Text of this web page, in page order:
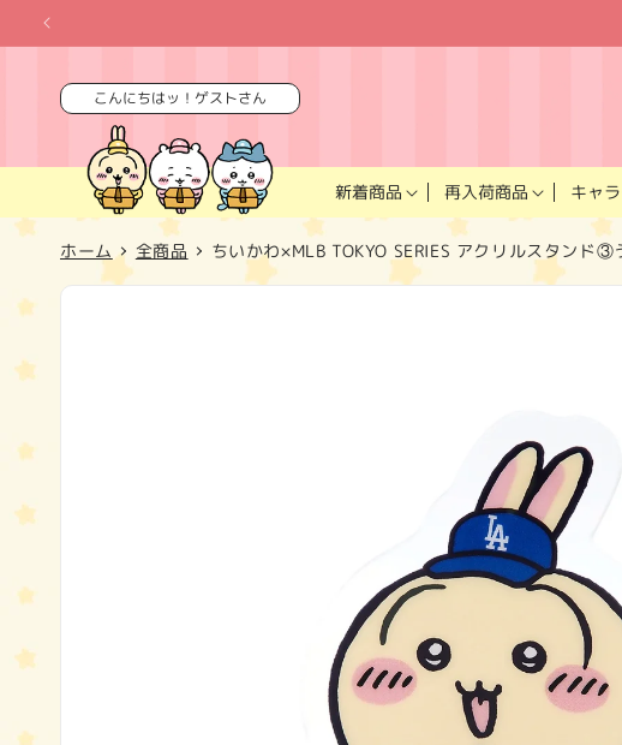
ンツに
進む
こんにちはッ！ゲストさん
新着商品 再入荷商品 キャ
ホーム 全商品 ちいかわ×MLB TOKYO SERIES アクリルスタンド③